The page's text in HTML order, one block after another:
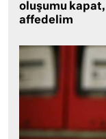
oluşumu kapat,
affedelim